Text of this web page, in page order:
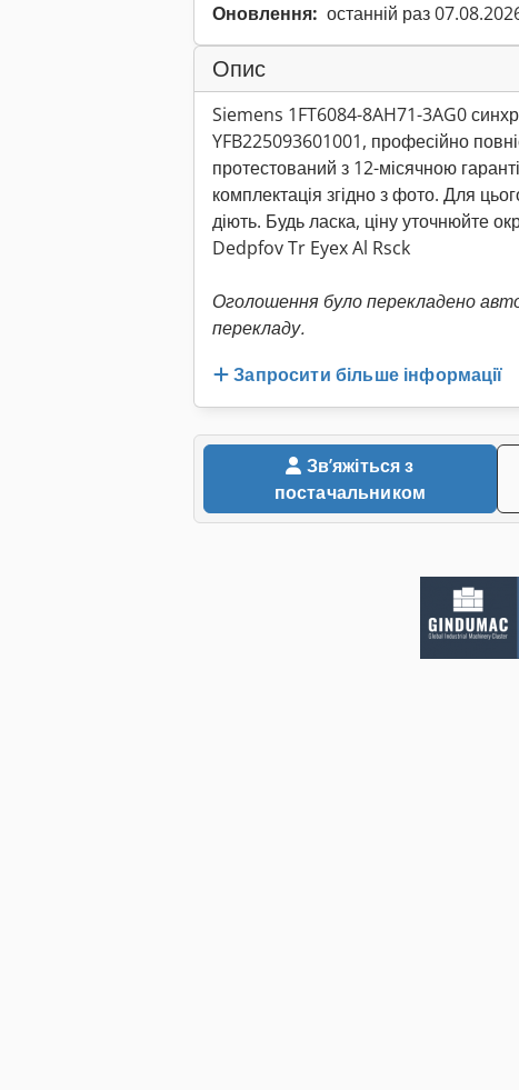
Оновлення: останній раз
Опис
Siemens 1FT6084-8AH71-3AG0
YFB225093601001, професійно
протестований з 12-місячною
комплектація згідно з фото. Для
діють. Будь ласка, ціну уточнюйте
Dedpfov Tr Eyex Al Rsck
Оголошення було перекладено
перекладу.
Запросити більше інформації
постачальником